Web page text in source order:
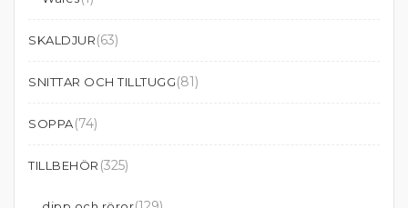
SKALDJUR(63)
SNITTAR OCH TILLTUGG(81)
SOPPA(74)
TILLBEHÖR (325)